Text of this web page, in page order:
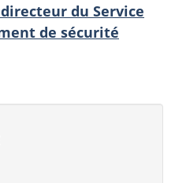
du Service
de sécurité